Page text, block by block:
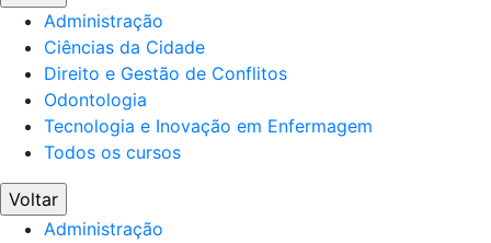
Administração
Ciências da Cidade
Direito e Gestão de Conflitos
Odontologia
Tecnologia e Inovação em Enfermagem
Todos os cursos
Voltar
Administração